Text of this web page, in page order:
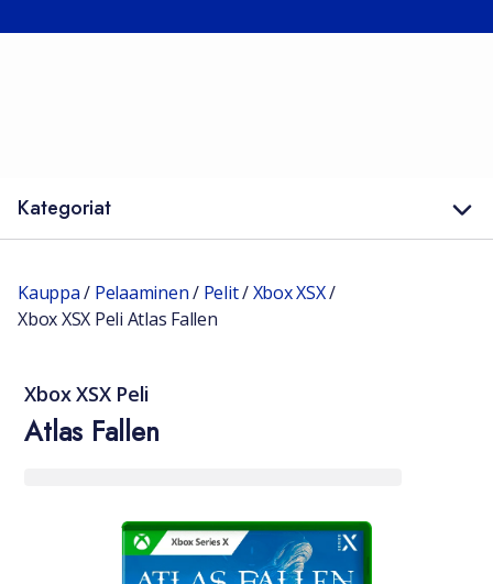
Kategoriat
Kauppa/ Pelaaminen/ Pelit/Xbox XSX/
Xbox XSX Peli Atlas Fallen
Xbox XSX Peli
Atlas Fallen